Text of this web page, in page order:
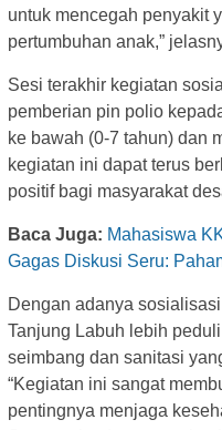
untuk mencegah penyakit
pertumbuhan anak,”
Sesi terakhir kegiatan
pemberian pin polio
ke bawah (0-7 tahun) dan
kegiatan ini dapat terus
positif bagi masyarakat
Baca Juga: Mahasiswa
Gagas Diskusi Seru:
Dengan adanya
Tanjung Labuh lebih
seimbang dan sanitasi
“Kegiatan ini sangat
pentingnya menjaga